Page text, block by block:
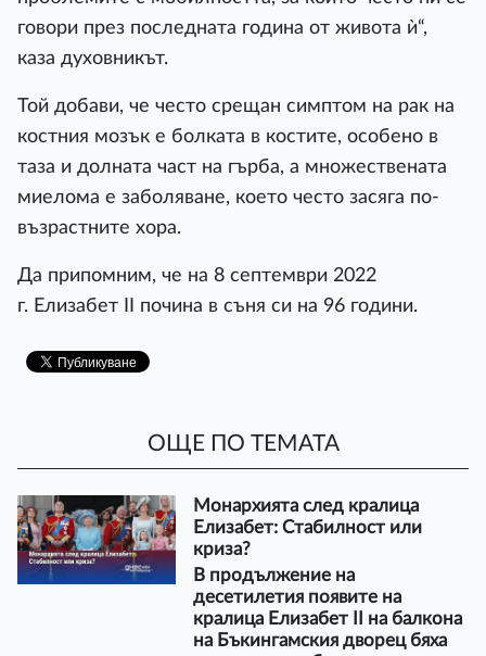
говори през последната година от живота ѝ“,
каза духовникът.
Той добави, че често срещан симптом на рак на
костния мозък е болката в костите, особено в
таза и долната част на гърба, а множествената
миелома е заболяване, което често засяга по-
възрастните хора.
Да припомним, че на 8 септември 2022
г. Елизабет II почина в съня си на 96 години.
ОЩЕ ПО ТЕМАТА
Монархията след кралица
Елизабет: Стабилност или
криза?
В продължение на
десетилетия появите на
кралица Елизабет II на балкона
на Бъкингамския дворец бяха